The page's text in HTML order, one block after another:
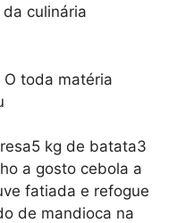
culinária
kg de batata3
a gosto cebola a
fatiada e refogue
de mandioca na